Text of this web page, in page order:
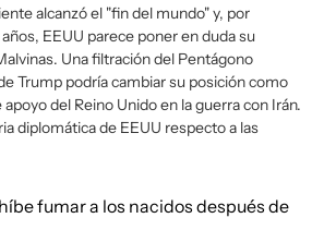
alcanzó el "fin del mundo" y, por
EEUU parece poner en duda su
Una filtración del Pentágono
Trump podría cambiar su posición como
del Reino Unido en la guerra con Irán.
diplomática de EEUU respecto a las